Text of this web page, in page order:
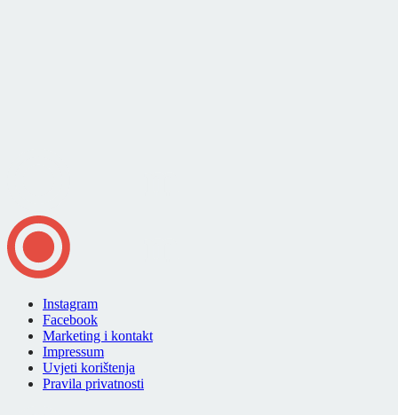
Instagram
Facebook
Marketing i kontakt
Impressum
Uvjeti korištenja
Pravila privatnosti